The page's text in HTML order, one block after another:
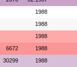
1988
1988
1988
6672 1988
30299 1988